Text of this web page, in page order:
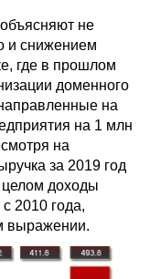
не
и снижением
где в прошлом
доменного
на
на 1 млн
на
за 2019 год
целом доходы
2010 года,
выражении.